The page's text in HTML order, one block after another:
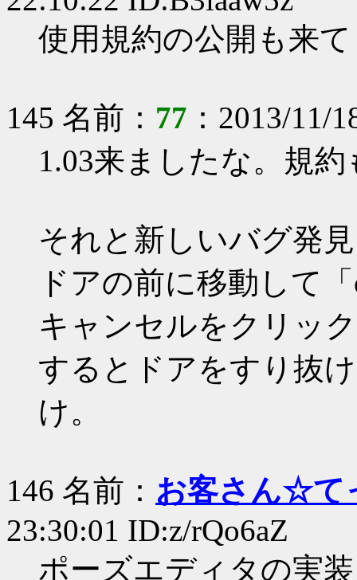
使用規約の公開も来
145 名前： 77 ：2013/11/
1.03来ましたな。規約
それと新しいバグ発
ドアの前に移動して
キャンセルをクリッ
するとドアをすり抜
け。
146 名前： お客さん☆て
23:30:01 ID:z/rQo6aZ
ポーズエディタの実